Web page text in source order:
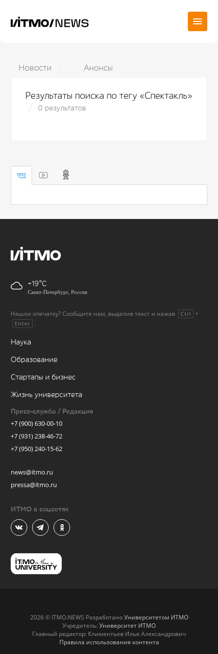
Новости Анонсы
Результаты поиска по тегу «Спектакль»
0 результатов
+19
Санкт-Петербург, Россия
Нашли опечатку? Сообщите нам, выделив текст и нажав Ctrl +
Enter .
Наука
Образование
Стартапы и бизнес
Жизнь университета
Пресс-служба / Редакция
+7 (900) 630-00-10
+7 (931) 238-46-72
+7 (950) 240-15-62
news@itmo.ru
pressa@itmo.ru
ИТМО в соцсетях
2026 © ITMO.NEWS РазработаноУниверситетом ИТМО
Учредитель: Университет ИТМО
Главный редактор: Климентьев Илья Александрович
Правила использования контента